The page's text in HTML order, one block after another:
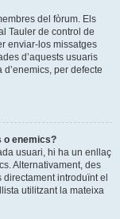
del fòrum. Els
Tauler de control de
enviar-los missatges
d’aquests usuaris
per defecte
o enemics?
usuari, hi ha un enllaç
Alternativament, des
introduïnt el
utilitzant la mateixa